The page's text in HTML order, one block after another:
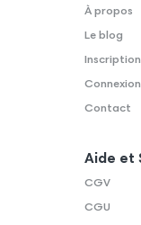
À propos
Le blog
Inscription
Connexion
Contact
Aide et
CGV
CGU